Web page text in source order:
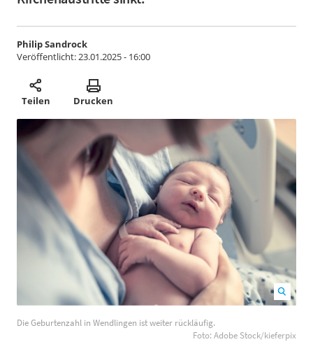
Philip Sandrock
Veröffentlicht:23.01.2025 - 16:00
Teilen Drucken
Foto: Adobe Stock/kieferpix 1200 800
Die Geburtenzahl in Wendlingen ist weiter rückläufig.
Foto: Adobe Stock/kieferpix